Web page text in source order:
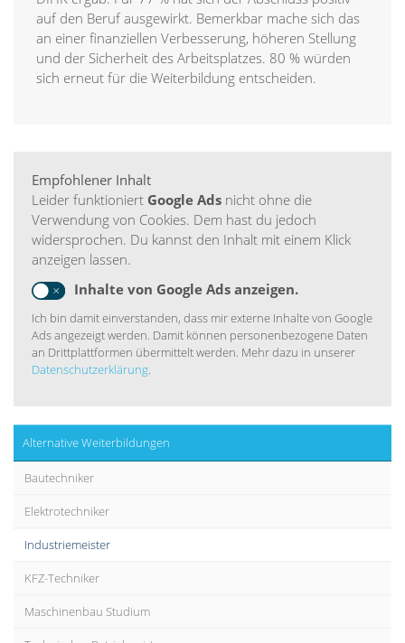
auf den Beruf ausgewirkt. Bemerkbar mache sich das
an einer finanziellen Verbesserung, höheren Stellung
und der Sicherheit des Arbeitsplatzes. 80 % würden
sich erneut für die Weiterbildung entscheiden.
Empfohlener Inhalt
Leider funktioniert Google Ads nicht ohne die
Verwendung von Cookies. Dem hast du jedoch
widersprochen. Du kannst den Inhalt mit einem Klick
anzeigen lassen.
Inhalte von Google Ads anzeigen.
Ich bin damit einverstanden, dass mir externe Inhalte von Google
Ads angezeigt werden. Damit können personenbezogene Daten
an Drittplattformen übermittelt werden. Mehr dazu in unserer
Datenschutzerklärung.
Alternative Weiterbildungen
Bautechniker
Elektrotechniker
Industriemeister
KFZ-Techniker
Maschinenbau Studium